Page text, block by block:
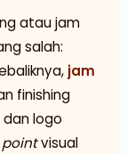
atau jam
salah:
jam
finishing
logo
visual